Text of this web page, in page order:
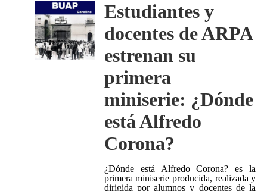
Estudiantes y
docentes de ARPA
estrenan su
primera
miniserie: ¿Dónde
está Alfredo
Corona?
¿Dónde está Alfredo Corona? es la
primera miniserie producida, realizada y
dirigida por alumnos y docentes de la